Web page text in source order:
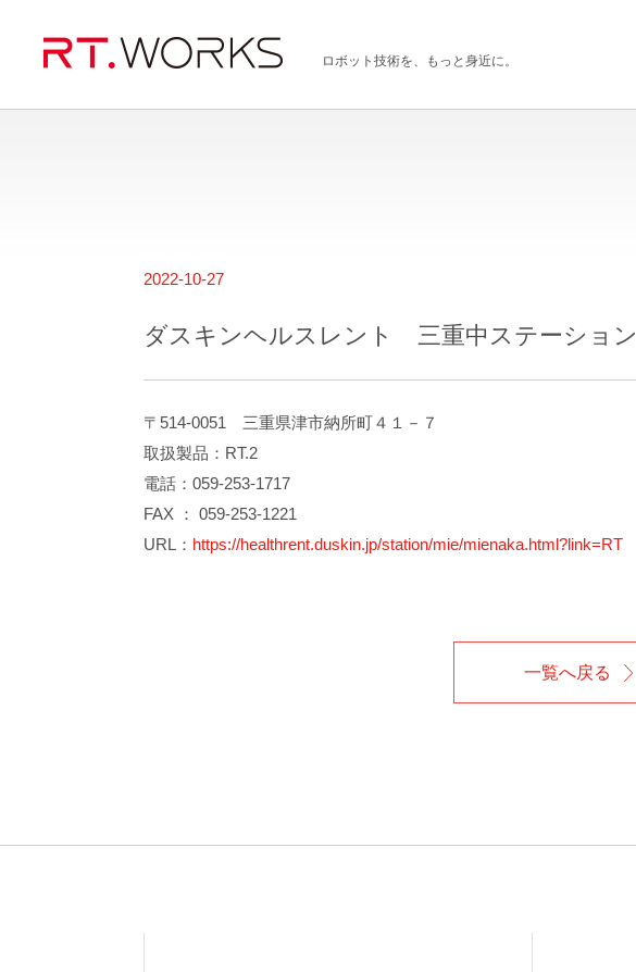
ロボット技術を、もっと身近に。
2022-10-27
ダスキンヘルスレント 三重中ステーション
〒514-0051 三重県津市納所町４１－７
取扱製品：RT.2
電話：059-253-1717
FAX ： 059-253-1221
URL： https://healthrent.duskin.jp/station/mie/mienaka.html?link=RT
一覧へ戻る